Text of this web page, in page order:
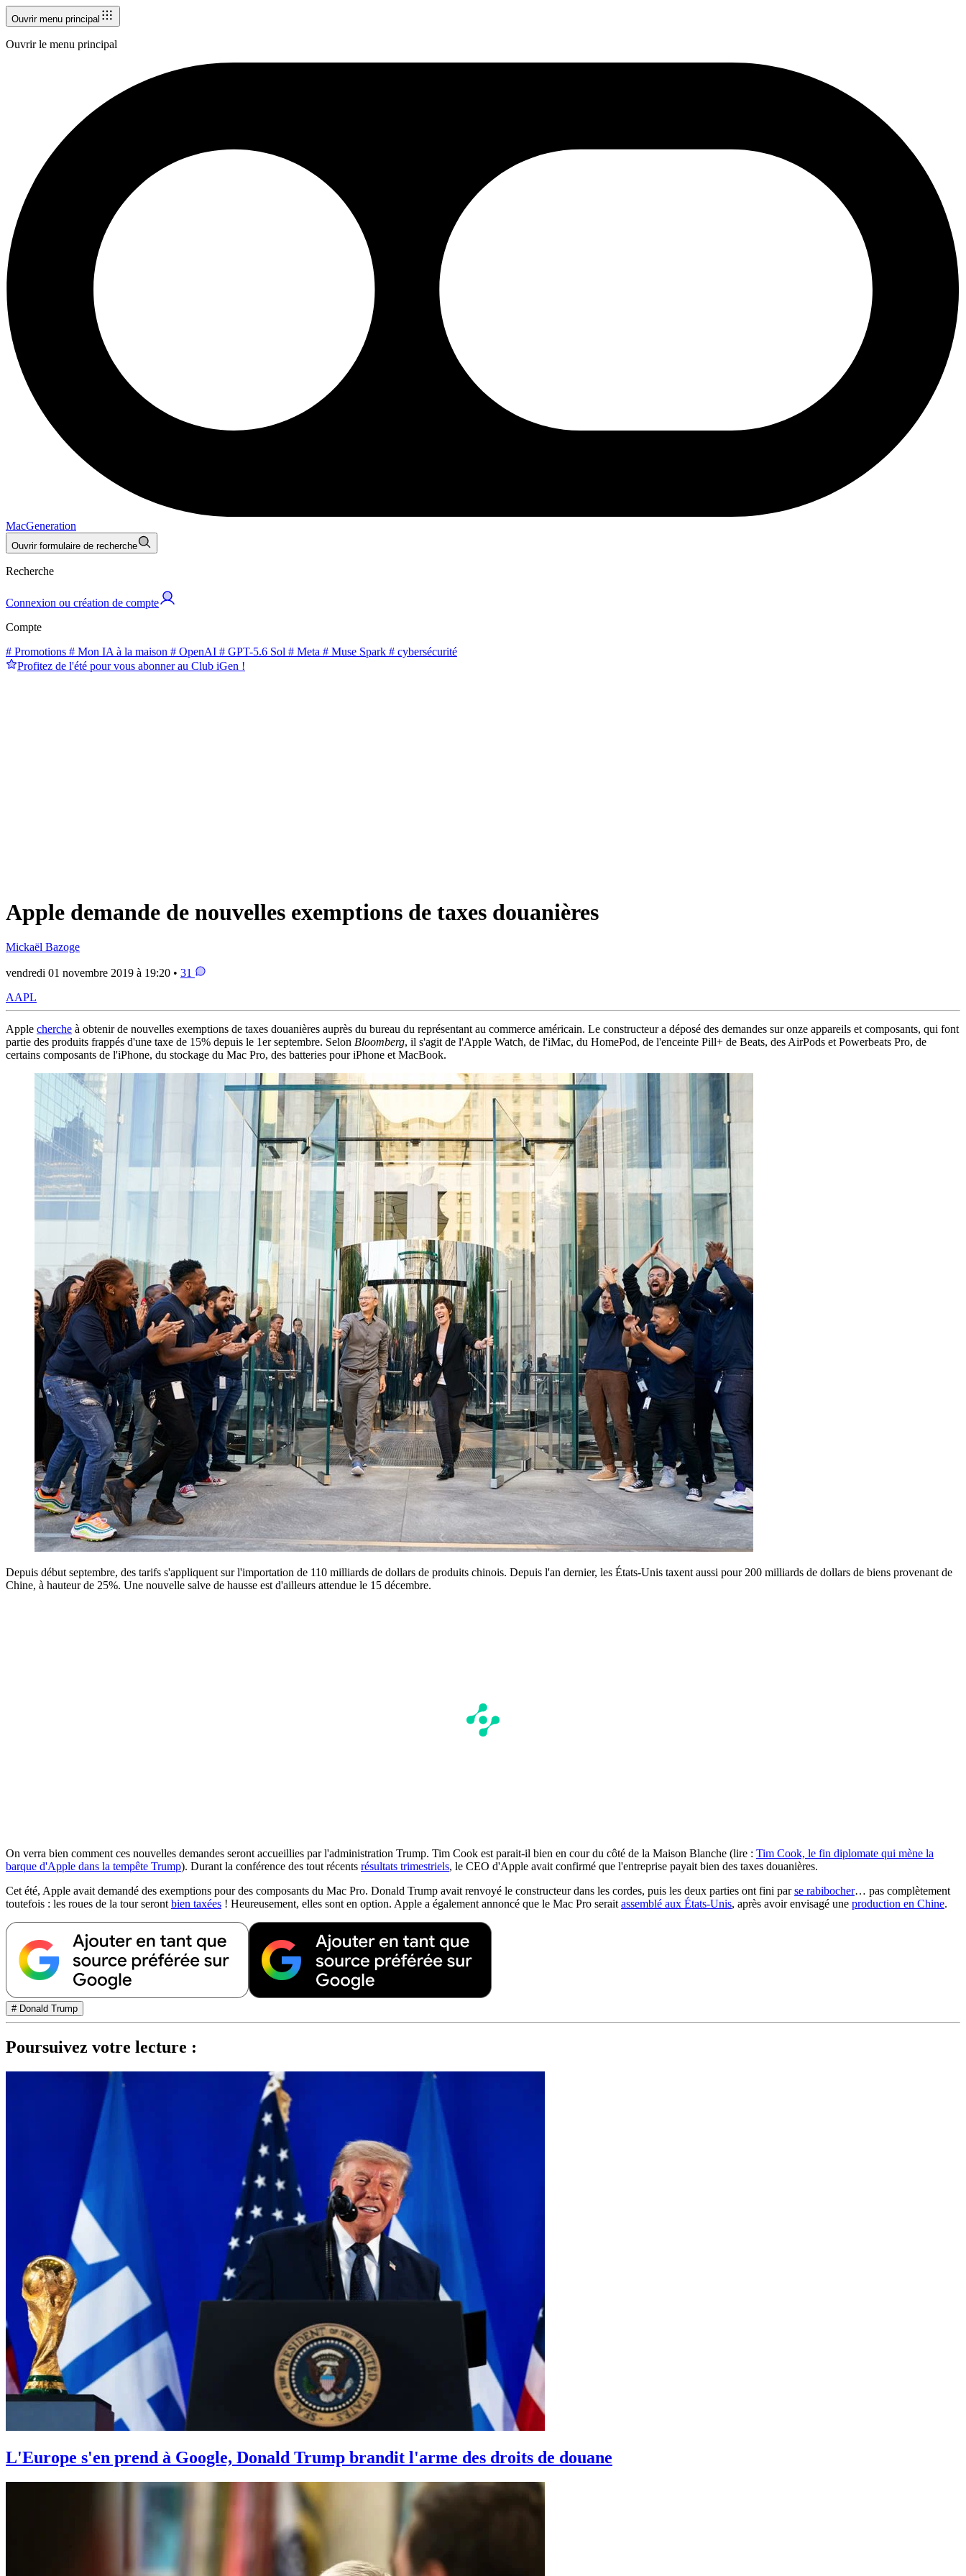
Ouvrir menu principal
Ouvrir le menu principal
MacGeneration
Ouvrir formulaire de recherche
Recherche
Connexion ou création de compte
Compte
# Promotions # Mon IA à la maison # OpenAI # GPT-5.6 Sol # Meta # Muse Spark # cybersécurité
Profitez de l'été pour vous abonner au Club iGen !
Apple demande de nouvelles exemptions de taxes douanières
Mickaël Bazoge
vendredi 01 novembre 2019 à 19:20 • 31
AAPL
Apple cherche à obtenir de nouvelles exemptions de taxes douanières auprès du bureau du représentant au commerce américain. Le constructeur a déposé des demandes sur onze appareils et composants, qui font
partie des produits frappés d'une taxe de 15% depuis le 1er septembre. Selon Bloomberg, il s'agit de l'Apple Watch, de l'iMac, du HomePod, de l'enceinte Pill+ de Beats, des AirPods et Powerbeats Pro, de
certains composants de l'iPhone, du stockage du Mac Pro, des batteries pour iPhone et MacBook.
Depuis début septembre, des tarifs s'appliquent sur l'importation de 110 milliards de dollars de produits chinois. Depuis l'an dernier, les États-Unis taxent aussi pour 200 milliards de dollars de biens provenant de
Chine, à hauteur de 25%. Une nouvelle salve de hausse est d'ailleurs attendue le 15 décembre.
On verra bien comment ces nouvelles demandes seront accueillies par l'administration Trump. Tim Cook est parait-il bien en cour du côté de la Maison Blanche (lire : Tim Cook, le fin diplomate qui mène la
barque d'Apple dans la tempête Trump). Durant la conférence des tout récents résultats trimestriels, le CEO d'Apple avait confirmé que l'entreprise payait bien des taxes douanières.
Cet été, Apple avait demandé des exemptions pour des composants du Mac Pro. Donald Trump avait renvoyé le constructeur dans les cordes, puis les deux parties ont fini parse rabibocher… pas complètement
toutefois : les roues de la tour seront bien taxées ! Heureusement, elles sont en option. Apple a également annoncé que le Mac Pro serait assemblé aux États-Unis, après avoir envisagé une production en Chine.
# Donald Trump
Poursuivez votre lecture :
L'Europe s'en prend à Google, Donald Trump brandit l'arme des droits de douane